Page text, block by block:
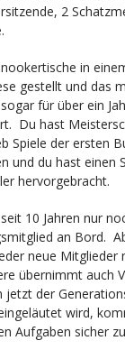
2
in
gestellt und das
für über ein
Du hast
Spiele der ersten
und du hast einen
hervorgebracht.
10 Jahren nur
an Bord.
neue Mitglieder
übernimmt auch
jetzt der
wird,
Aufgaben sicher